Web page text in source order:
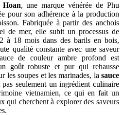
Hoan, une marque vénérée de Phu
pour son adhérence à la production
Fabriquée à partir des anchois
de mer, elle subit un processus de
à 18 mois dans des barils en bois,
qualité constante avec une saveur
de couleur ambre profond est
goût robuste et pur qui rehausse
les soupes et les marinades, la sauce
pas seulement un ingrédient culinaire
vietnamien, ce qui en fait un
qui cherchent à explorer des saveurs